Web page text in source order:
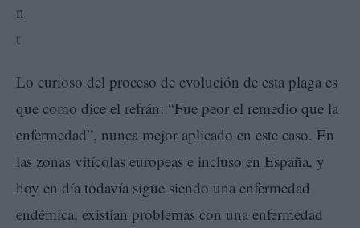
Lo curioso del proceso de evolución de esta plaga es
que como dice el refrán: “Fue peor el remedio que la
enfermedad”, nunca mejor aplicado en este caso. En
las zonas vitícolas europeas e incluso en España, y
hoy en día todavía sigue siendo una enfermedad
endémica, existían problemas con una enfermedad